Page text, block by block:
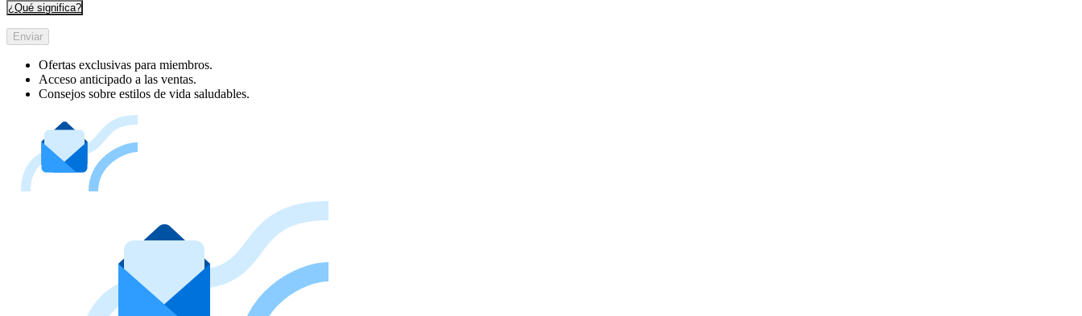
¿Qué significa?
Enviar
Ofertas exclusivas para miembros.
Acceso anticipado a las ventas.
Consejos sobre estilos de vida saludables.